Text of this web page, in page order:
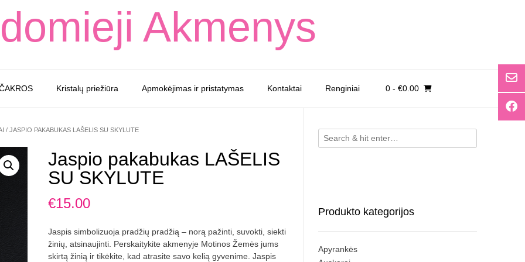
Akmenys
Kristalų priežiūra Apmokėjimas ir pristatymas Kontaktai Renginiai 0- €0.00
/ JASPIO PAKABUKAS LAŠELIS SU SKYLUTE
Jaspio pakabukas LAŠELIS
SU SKYLUTE
€15.00
Jaspis simbolizuoja pradžių pradžią – norą pažinti, suvokti, siekti
žinių, atsinaujinti. Perskaitykite akmenyje Motinos Žemės jums
skirtą žinią ir tikėkite, kad atrasite savo kelią gyvenime. Jaspis
Produkto kategorijos
Apyrankės